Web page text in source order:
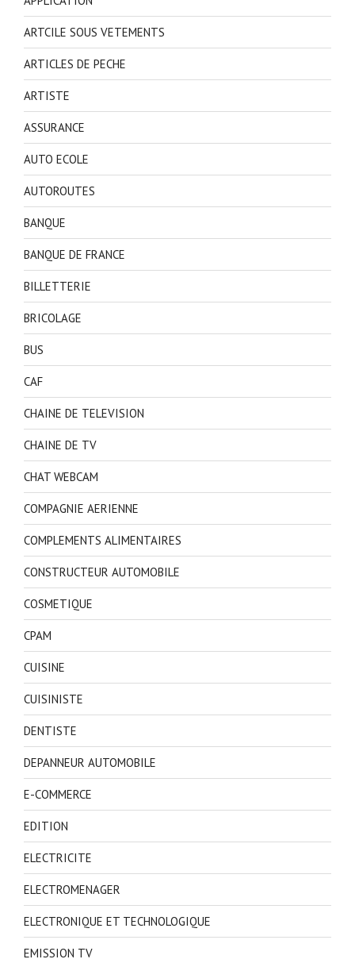
ARTCILE SOUS VETEMENTS
ARTICLES DE PECHE
ARTISTE
ASSURANCE
AUTO ECOLE
AUTOROUTES
BANQUE
BANQUE DE FRANCE
BILLETTERIE
BRICOLAGE
BUS
CAF
CHAINE DE TELEVISION
CHAINE DE TV
CHAT WEBCAM
COMPAGNIE AERIENNE
COMPLEMENTS ALIMENTAIRES
CONSTRUCTEUR AUTOMOBILE
COSMETIQUE
CPAM
CUISINE
CUISINISTE
DENTISTE
DEPANNEUR AUTOMOBILE
E-COMMERCE
EDITION
ELECTRICITE
ELECTROMENAGER
ELECTRONIQUE ET TECHNOLOGIQUE
EMISSION TV